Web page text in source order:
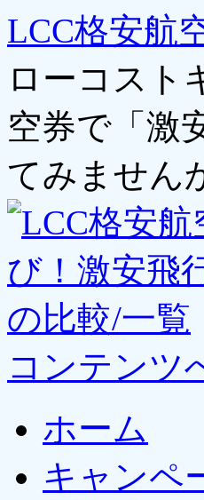
LCC格安航
ローコスト
空券で「激
てみません
コンテンツ
ホーム
キャンペ